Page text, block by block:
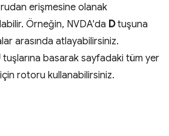
erişmesine olanak
Örneğin, NVDA'da Dtuşuna
arasında atlayabilirsiniz.
tuşlarına basarak sayfadaki tüm yer
rotoru kullanabilirsiniz.